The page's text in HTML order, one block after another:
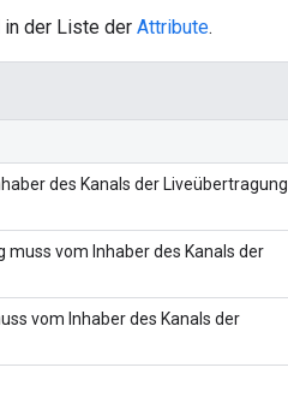
in der Liste der Attribute.
des Kanals der Liveübertragung
muss vom Inhaber des Kanals der
vom Inhaber des Kanals der